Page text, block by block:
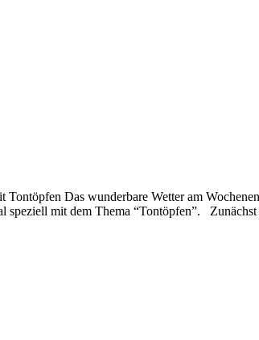
Das wunderbare Wetter am
speziell mit dem Thema “Tontöpfen”.